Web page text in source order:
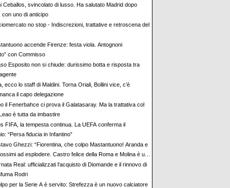
Ceballos, svincolato di lusso. Ha salutato Madrid dopo
con uno di anticipo
no stop - Indiscrezioni, trattative e retroscena del
accende Firenze: festa viola. Antognoni
con Commisso
Esposito non si chiude: durissimo botta e risposta tra
ecco lo staff di Maldini. Torna Oriali, Bollini vice, c’è
il capo delegazione
il Fenerbahce ci prova il Galatasaray. Ma la trattativa col
è tutta da imbastire
FIFA, la tempesta continua. La UEFA conferma il
“Persa fiducia in Infantino”
Ghezzi: “Fiorentina, che colpo Mastantuono! Aranda e
ad esplodere. Castro felice della Roma e Molina è un
Real: ufficializzati l'acquisto di Diomande e il rinnovo di
Rodri
per la Serie A è servito: Strefezza è un nuovo calciatore